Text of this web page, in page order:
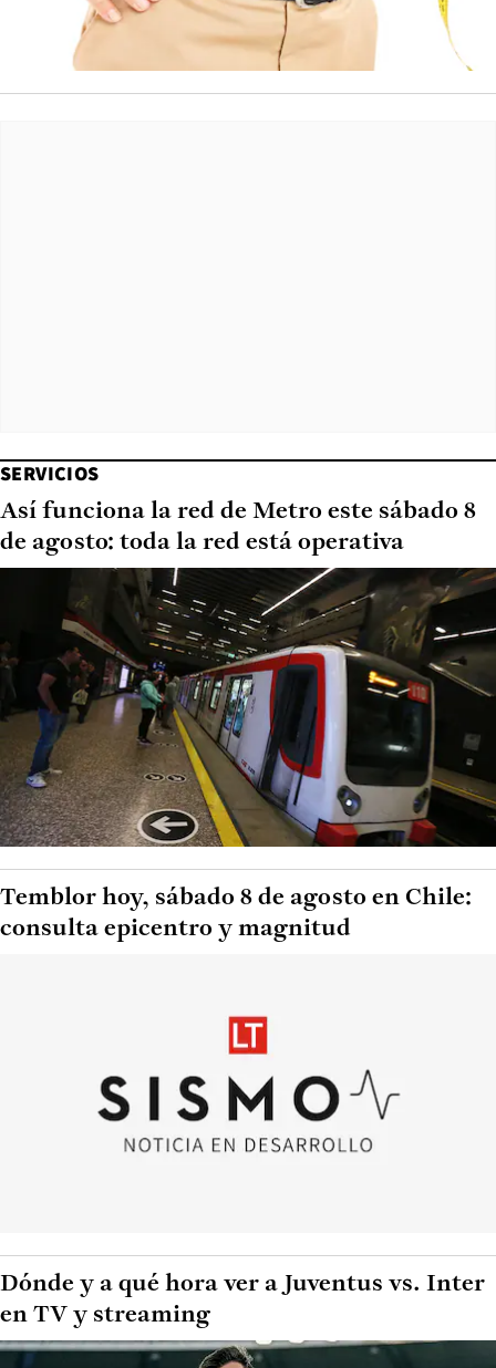
SERVICIOS
Así funciona la red de Metro este sábado 8
de agosto: toda la red está operativa
Temblor hoy, sábado 8 de agosto en Chile:
consulta epicentro y magnitud
Dónde y a qué hora ver a Juventus vs. Inter
en TV y streaming